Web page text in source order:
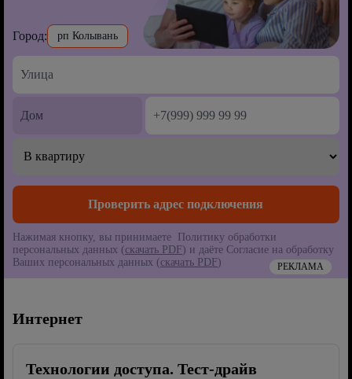
Город: рп Колывань
Нажимая кнопку, вы принимаете Политику обработки
персональных данных (скачать PDF) и даёте Согласие на обработку
Ваших персональных данных (скачать PDF) РЕКЛАМА
Интернет
Технологии доступа. Тест-драйв